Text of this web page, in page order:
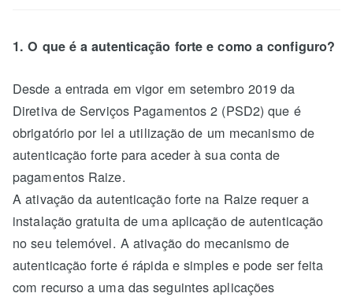
1. O que é a autenticação forte e como a configuro?
Desde a entrada em vigor em setembro 2019 da
Diretiva de Serviços Pagamentos 2 (PSD2) que é
obrigatório por lei a utilização de um mecanismo de
autenticação forte para aceder à sua conta de
pagamentos Raize.
A ativação da autenticação forte na Raize requer a
instalação gratuita de uma aplicação de autenticação
no seu telemóvel. A ativação do mecanismo de
autenticação forte é rápida e simples e pode ser feita
com recurso a uma das seguintes aplicações